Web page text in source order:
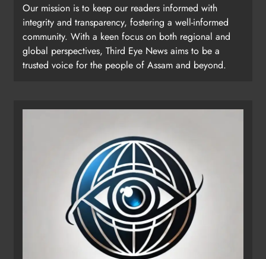
Our mission is to keep our readers informed with
integrity and transparency, fostering a well-informed
community. With a keen focus on both regional and
global perspectives, Third Eye News aims to be a
trusted voice for the people of Assam and beyond.